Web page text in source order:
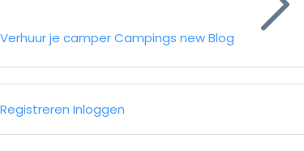
Verhuur je camperCampings newBlog
Registreren Inloggen